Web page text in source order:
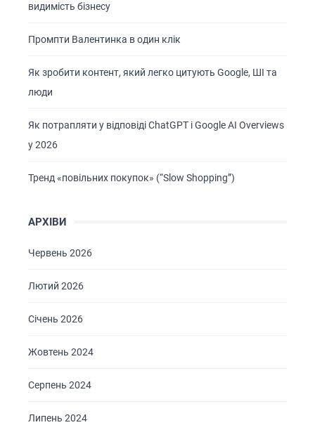
видимість бізнесу
Промпти Валентинка в один клік
Як зробити контент, який легко цитують Google, ШІ та
люди
Як потрапляти у відповіді ChatGPT і Google AI Overviews
у 2026
Тренд «повільних покупок» (“Slow Shopping”)
АРХІВИ
Червень 2026
Лютий 2026
Січень 2026
Жовтень 2024
Серпень 2024
Липень 2024